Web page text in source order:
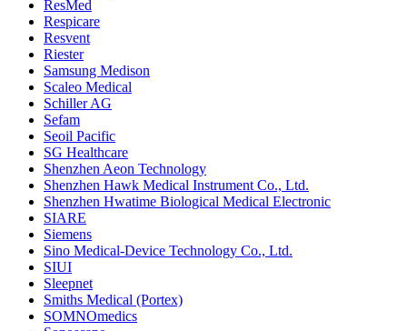
ResMed
Respicare
Resvent
Riester
Samsung Medison
Scaleo Medical
Schiller AG
Sefam
Seoil Pacific
SG Healthcare
Shenzhen Aeon Technology
Shenzhen Hawk Medical Instrument Co., Ltd.
Shenzhen Hwatime Biological Medical Electronic
SIARE
Siemens
Sino Medical-Device Technology Co., Ltd.
SIUI
Sleepnet
Smiths Medical (Portex)
SOMNOmedics